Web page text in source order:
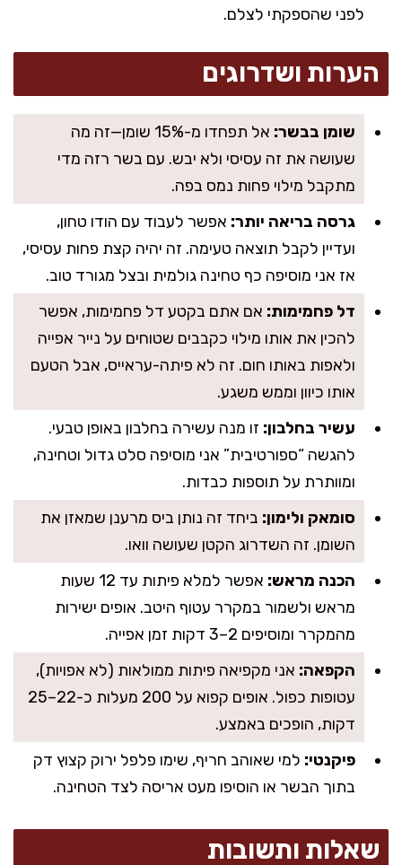
לפני שהספקתי לצלם.
הערות ושדרוגים
שומן בבשר:
אל תפחדו מ-15% שומן—זה מה
שעושה את זה עסיסי ולא יבש. עם בשר רזה מדי
מתקבל מילוי פחות נמס בפה.
גרסה בריאה יותר: אפשר לעבוד עם הודו טחון,
ועדיין לקבל תוצאה טעימה. זה יהיה קצת פחות עסיסי,
אז אני מוסיפה כף טחינה גולמית ובצל מגורד טוב.
דל פחמימות: אם אתם בקטע דל פחמימות, אפשר
להכין את אותו מילוי כקבבים שטוחים על נייר אפייה
ולאפות באותו חום. זה לא פיתה-עראייס, אבל הטעם
אותו כיוון וממש משגע.
עשיר בחלבון: זו מנה עשירה בחלבון באופן טבעי.
להגשה “ספורטיבית” אני מוסיפה סלט גדול וטחינה,
ומוותרת על תוספות כבדות.
סומאק ולימון: ביחד זה נותן ביס מרענן שמאזן את
השומן. זה השדרוג הקטן שעושה וואו.
הכנה מראש:
אפשר למלא פיתות עד 12 שעות
מראש ולשמור במקרר עטוף היטב. אופים ישירות
מהמקרר ומוסיפים 2–3 דקות זמן אפייה.
הקפאה: אני מקפיאה פיתות ממולאות (לא אפויות),
עטופות כפול. אופים קפוא על 200 מעלות כ-22–25
דקות, הופכים באמצע.
פיקנטי: למי שאוהב חריף, שימו פלפל ירוק קצוץ דק
בתוך הבשר או הוסיפו מעט אריסה לצד הטחינה.
שאלות ותשובות